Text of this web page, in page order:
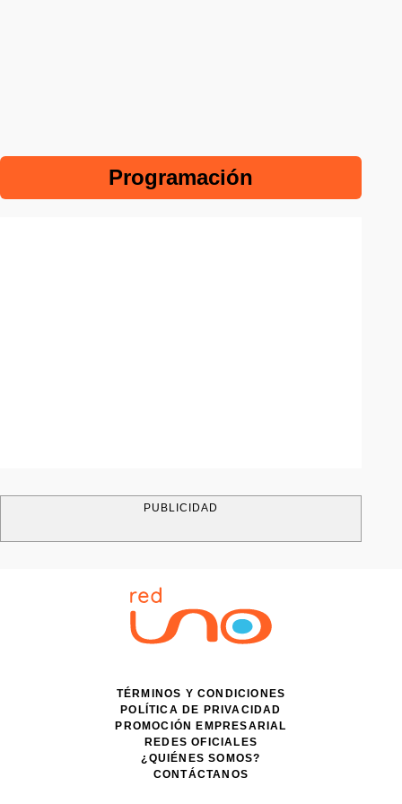
Programación
PUBLICIDAD
TÉRMINOS Y CONDICIONES
POLÍTICA DE PRIVACIDAD
PROMOCIÓN EMPRESARIAL
REDES OFICIALES
¿QUIÉNES SOMOS?
CONTÁCTANOS